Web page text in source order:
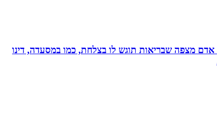
אדם מצפה שבריאות תוגש לו בצלחת, כמו במסעדה, דינו